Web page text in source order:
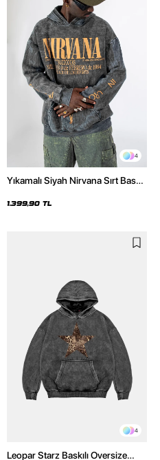
4
Yıkamalı Siyah Nirvana Sırt Baskılı
1.399,90 TL
4
Leopar Starz Baskılı Oversize